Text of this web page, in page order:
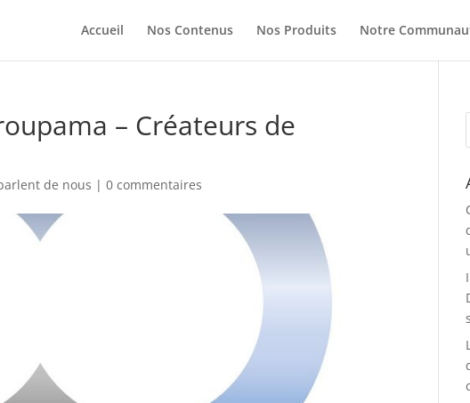
Accueil Nos Contenus Nos Produits Notre
– Créateurs de
de nous |0 commentaires